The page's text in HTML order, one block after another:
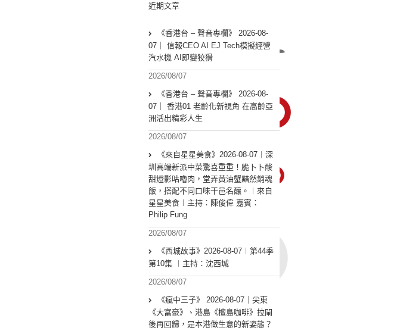
近期文章
《香港台 – 聲音專欄》 2026-08-
07｜ 信報CEO AI EJ Tech模擬經營
汽水機 AI即變狡猾
2026/08/07
《香港台 – 聲音專欄》 2026-08-
07｜ 香港01 老齡化新視角 在高齡亞
洲活出精彩人生
2026/08/07
《來自星星美食》2026-08-07︱深
圳高端新派中菜驚喜重重！脆卜卜酸
甜燈影咕嚕肉，堂弄黃油蟹黯然銷魂
飯，搭配不同口味干邑名釀。︱來自
星星美食︱主持：陳俊偉 嘉賓：
Philip Fung
2026/08/07
《西城故事》2026-08-07︱第44季
第10集 ︱主持：沈西城
2026/08/07
《瘋中三子》 2026-08-07｜尖東
《大富豪》、港島《檀島咖啡》拉閘
後再回歸，是本港做生意的新姿態？